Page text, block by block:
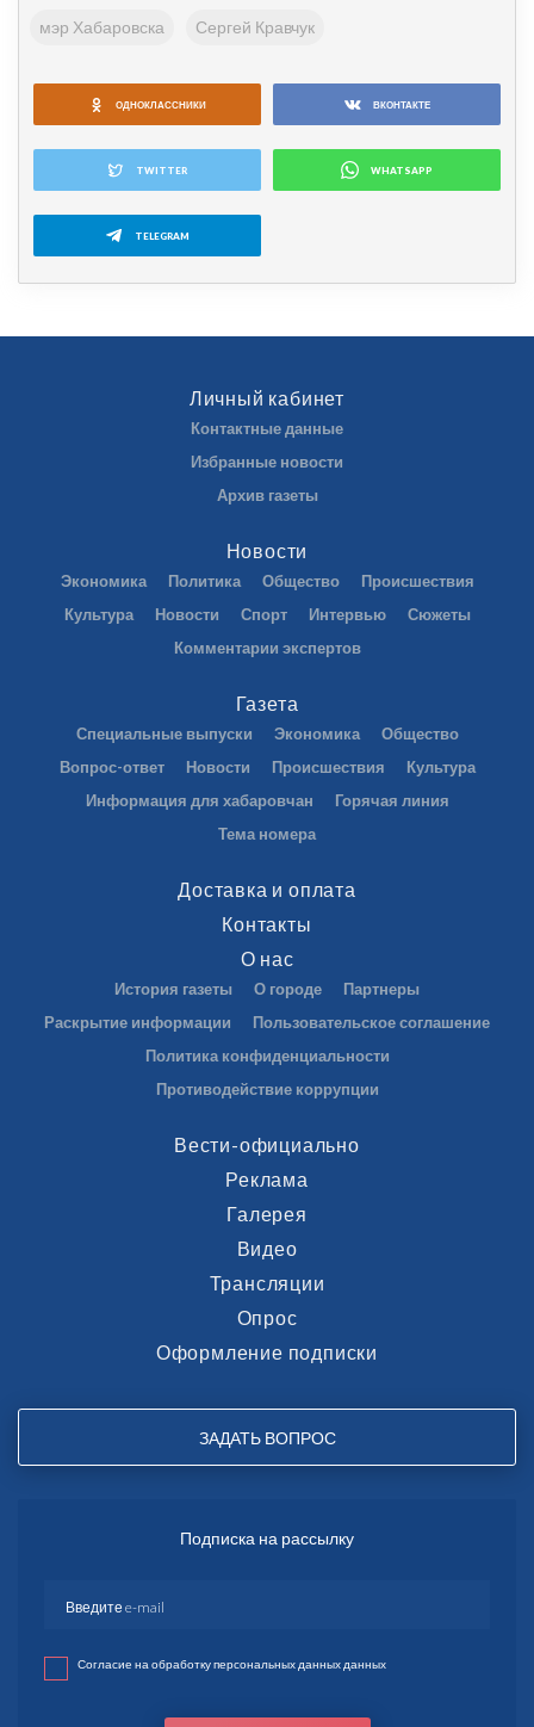
мэр Хабаровска Сергей Кравчук
ОДНОКЛАССНИКИ ВКОНТАКТЕ
TWITTER WHATSAPP
TELEGRAM
Личный кабинет
Контактные данные
Избранные новости
Архив газеты
Новости
Экономика Политика Общество
Происшествия
Культура
Новости Спорт Интервью
Сюжеты
Комментарии экспертов
Газета
Специальные выпуски Экономика
Общество
Вопрос-ответ
Новости Происшествия
Культура
Информация для хабаровчан
Горячая линия
Тема номера
Доставка и оплата
Контакты
О нас
История газеты О городе
Партнеры
Раскрытие информации
Пользовательское соглашение
Политика конфиденциальности
Противодействие коррупции
Вести-официально
Реклама
Галерея
Видео
Трансляции
Опрос
Оформление подписки
ЗАДАТЬ ВОПРОС
Подписка на рассылку
Согласие на обработку персональных данных данных